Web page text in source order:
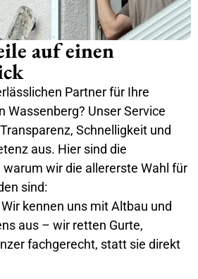
auf einen
Partner für Ihre
Wassenberg? Unser Service
Schnelligkeit und
aus. Hier sind die
wir die allererste Wahl für
sind:
kennen uns mit Altbau und
aus – wir retten Gurte,
fachgerecht, statt sie direkt